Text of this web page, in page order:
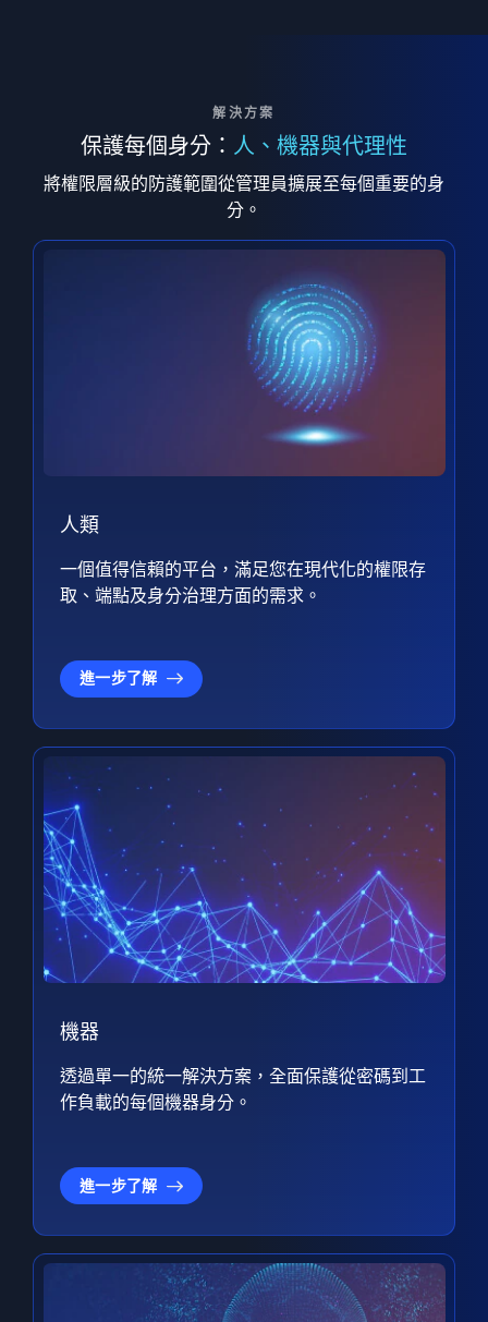
解決方案
保護每個身分： 人、機器與代理性
將權限層級的防護範圍從管理員擴展至每個重要的身
分。
人類
一個值得信賴的平台，滿足您在現代化的權限存
取、端點及身分治理方面的需求。
進一步了解
機器
透過單一的統一解決方案，全面保護從密碼到工
作負載的每個機器身分。
進一步了解